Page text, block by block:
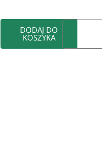
DODAJ DO
KOSZYKA